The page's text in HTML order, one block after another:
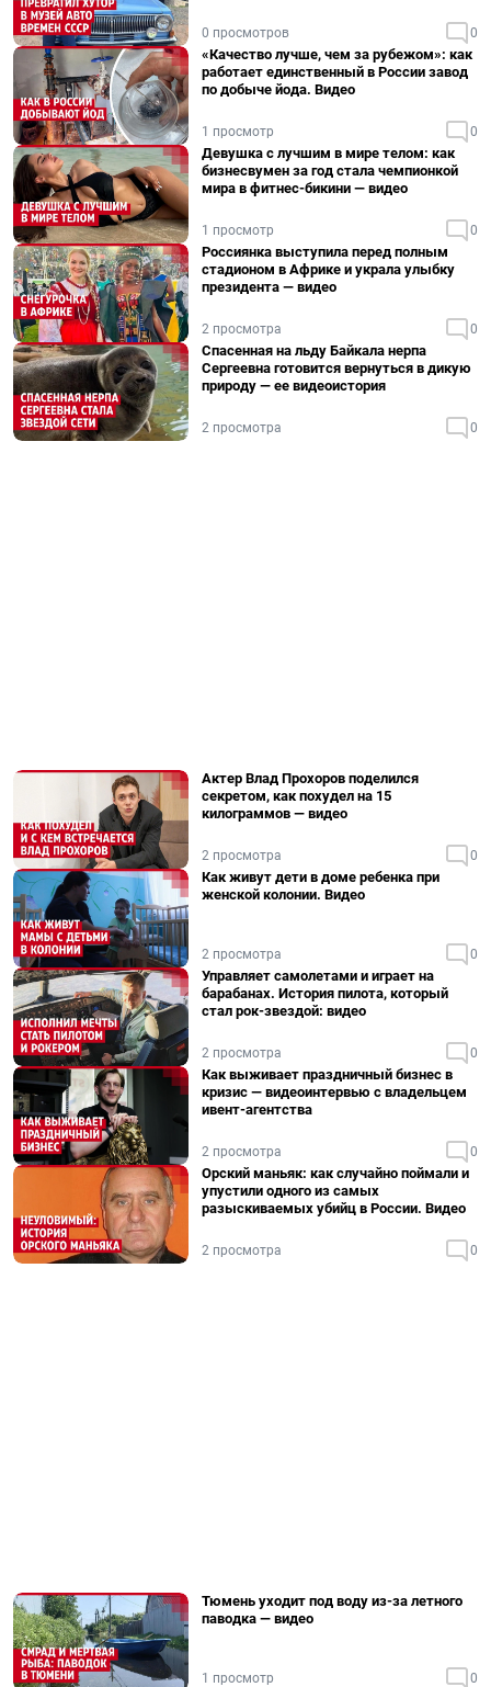
0 просмотров 0
«Качество лучше, чем за рубежом»: как
работает единственный в России завод
по добыче йода. Видео
1 просмотр 0
Девушка с лучшим в мире телом: как
бизнесвумен за год стала чемпионкой
мира в фитнес-бикини — видео
1 просмотр 0
Россиянка выступила перед полным
стадионом в Африке и украла улыбку
президента — видео
2 просмотра 0
Спасенная на льду Байкала нерпа
Сергеевна готовится вернуться в дикую
природу — ее видеоистория
2 просмотра 0
Актер Влад Прохоров поделился
секретом, как похудел на 15
килограммов — видео
2 просмотра 0
Как живут дети в доме ребенка при
женской колонии. Видео
2 просмотра 0
Управляет самолетами и играет на
барабанах. История пилота, который
стал рок-звездой: видео
2 просмотра 0
Как выживает праздничный бизнес в
кризис — видеоинтервью с владельцем
ивент-агентства
2 просмотра 0
Орский маньяк: как случайно поймали и
упустили одного из самых
разыскиваемых убийц в России. Видео
2 просмотра 0
Тюмень уходит под воду из-за летного
паводка — видео
1 просмотр 0